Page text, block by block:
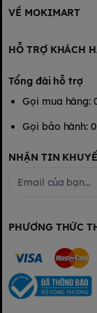
Lưu ý:
Đảm bảo vùng
Khi dán, nên căng
sau lưng được kéo
VỀ MOKIMART
HỖ TRỢ KHÁCH
Tổng đài hỗ trợ
Gọi mua hàng:
Gọi bảo hành:
NHẬN TIN
PHƯƠNG THỨC